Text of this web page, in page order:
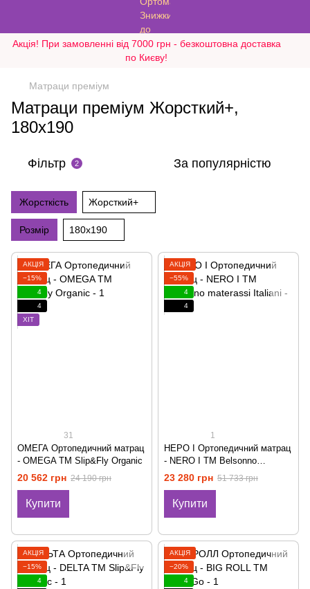
Акція! При замовленні від 7000 грн - безкоштовна доставка
по Києву!
Матраци преміум
Матраци преміум Жорсткий+,
180х190
Фільтр 2 За популярністю
Жорсткість Жорсткий+
Розмір 180х190
АКЦІЯ
−15%
4
4
ХІТ
31
ОМЕГА Ортопедичний матрац
- OMEGA ТМ Slip&Fly Organic
20 562 грн 24 190 грн
Купити
АКЦІЯ
−55%
4
4
1
НЕРО I Ортопедичний матрац
- NERO I ТМ Belsonno
materassi Italiani
23 280 грн 51 733 грн
Купити
АКЦІЯ
−15%
4
АКЦІЯ
−20%
4